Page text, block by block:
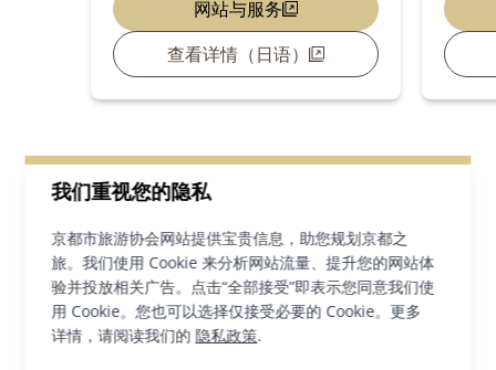
我们重视您的隐私
京都市旅游协会网站提供宝贵信息，助您规划京都之
旅。我们使用 Cookie 来分析网站流量、提升您的网站体
验并投放相关广告。点击“全部接受”即表示您同意我们使
用 Cookie。您也可以选择仅接受必要的 Cookie。更多
详情，请阅读我们的隐私政策.
网站与服务
查看详情（日语）
在区域内寻找灵感